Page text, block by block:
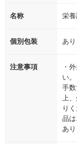
名称 栄
個別包装 あり
注意事項
・
い
手
上
り
品
あり